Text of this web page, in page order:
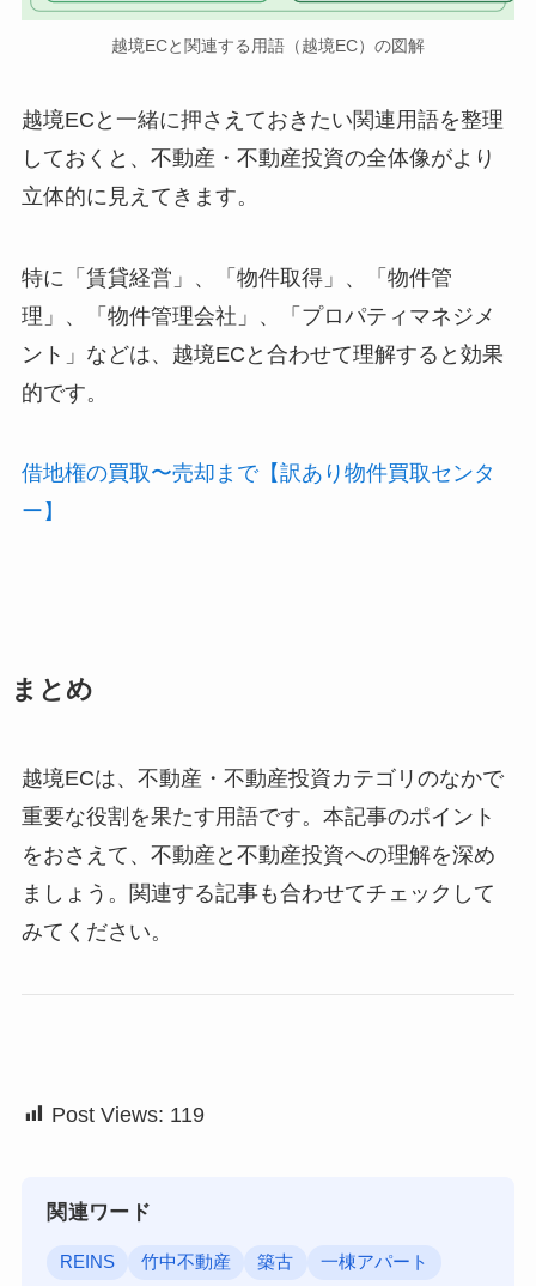
越境ECと関連する用語（越境EC）の図解
越境ECと一緒に押さえておきたい関連用語を整理
しておくと、不動産・不動産投資の全体像がより
立体的に見えてきます。
特に「賃貸経営」、「物件取得」、「物件管
理」、「物件管理会社」、「プロパティマネジメ
ント」などは、越境ECと合わせて理解すると効果
的です。
借地権の買取〜売却まで【訳あり物件買取センタ
ー】
まとめ
越境ECは、不動産・不動産投資カテゴリのなかで
重要な役割を果たす用語です。本記事のポイント
をおさえて、不動産と不動産投資への理解を深め
ましょう。関連する記事も合わせてチェックして
みてください。
Post Views: 119
関連ワード
REINS 竹中不動産 築古 一棟アパート